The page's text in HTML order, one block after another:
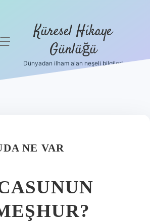
Küresel Hikaye
Günlüğü
Dünyadan ilham alan neşeli bilgiler!
NE VAR